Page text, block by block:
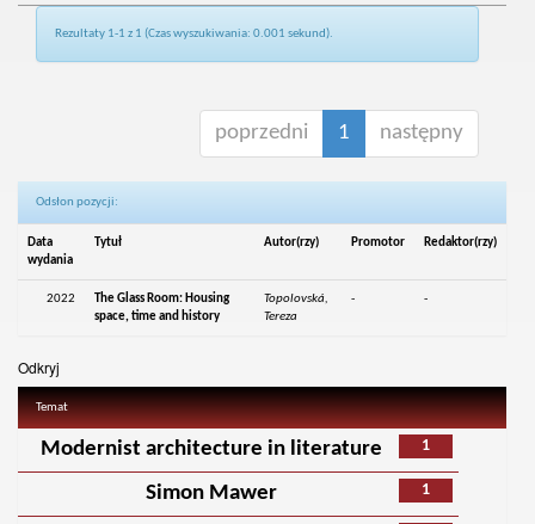
Rezultaty 1-1 z 1 (Czas wyszukiwania: 0.001 sekund).
poprzedni 1 następny
Odsłon pozycji:
Data
wydania
Tytuł Autor(rzy) Promotor Redaktor(rzy)
2022
The Glass Room: Housing
space, time and history
Topolovská,
Tereza
- -
Odkryj
Temat
1
Modernist architecture in literature
1
Simon Mawer